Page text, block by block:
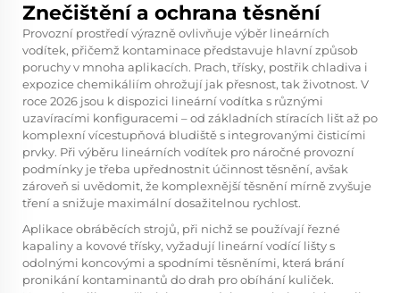
Znečištění a ochrana těsnění
Provozní prostředí výrazně ovlivňuje výběr lineárních
vodítek, přičemž kontaminace představuje hlavní způsob
poruchy v mnoha aplikacích. Prach, třísky, postřik chladiva i
expozice chemikáliím ohrožují jak přesnost, tak životnost. V
roce 2026 jsou k dispozici lineární vodítka s různými
uzavíracími konfiguracemi – od základních stíracích lišt až po
komplexní vícestupňová bludiště s integrovanými čisticími
prvky. Při výběru lineárních vodítek pro náročné provozní
podmínky je třeba upřednostnit účinnost těsnění, avšak
zároveň si uvědomit, že komplexnější těsnění mírně zvyšuje
tření a snižuje maximální dosažitelnou rychlost.
Aplikace obráběcích strojů, při nichž se používají řezné
kapaliny a kovové třísky, vyžadují lineární vodící lišty s
odolnými koncovými a spodními těsněními, která brání
pronikání kontaminantů do drah pro obíhání kuliček.